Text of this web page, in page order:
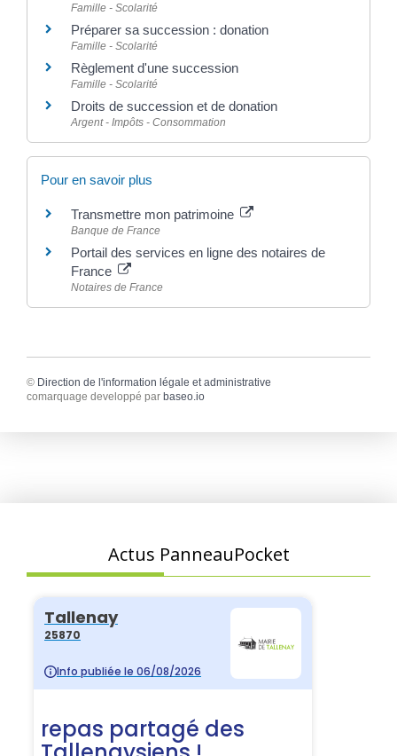
Famille - Scolarité
Préparer sa succession : donation
Famille - Scolarité
Règlement d'une succession
Famille - Scolarité
Droits de succession et de donation
Argent - Impôts - Consommation
Pour en savoir plus
Transmettre mon patrimoine
Banque de France
Portail des services en ligne des notaires de
France
Notaires de France
© Direction de l'information légale et administrative
comarquage developpé par baseo.io
Actus PanneauPocket